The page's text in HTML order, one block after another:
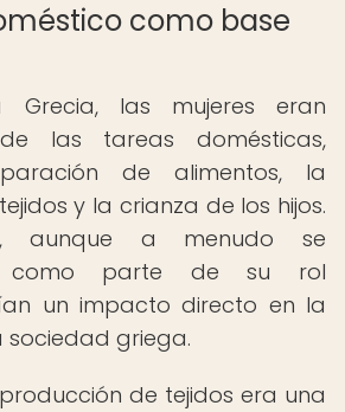
como base
Grecia, las mujeres eran
las tareas domésticas,
de alimentos, la
y la crianza de los hijos.
aunque a menudo se
como parte de su rol
un impacto directo en la
griega.
de tejidos era una